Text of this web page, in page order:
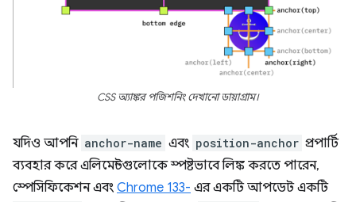
CSS অ্যাঙ্কর পজিশনিং দেখানো ডায়াগ্রাম।
যদিও আপনি anchor-name এবং position-anchor প্রপার্টি
ব্যবহার করে এলিমেন্টগুলোকে স্পষ্টভাবে লিঙ্ক করতে পারেন,
স্পেসিফিকেশন এবং Chrome 133- এর একটি আপডেট একটি